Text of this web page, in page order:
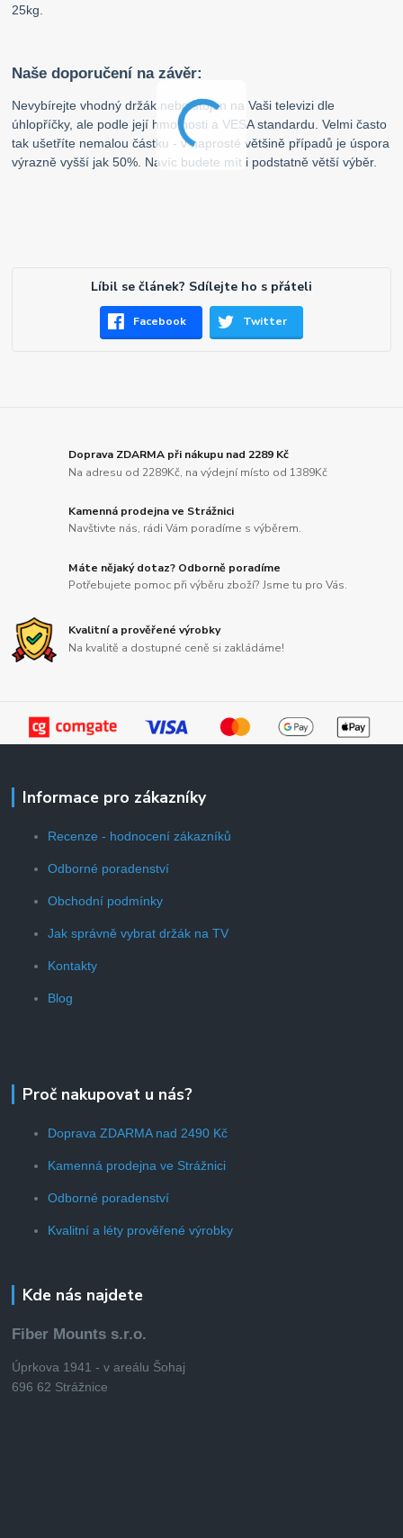
25kg.
Naše doporučení na závěr:
Nevybírejte vhodný držák nebo stojan na Vaši televizi dle
úhlopříčky, ale podle její hmotnosti a VESA standardu. Velmi často
tak ušetříte nemalou částku - v naprosté většině případů je úspora
výrazně vyšší jak 50%. Navíc budete mít i podstatně větší výběr.
Líbil se článek? Sdílejte ho s přáteli
Facebook Twitter
Doprava ZDARMA při nákupu nad 2289 Kč
Na adresu od 2289Kč, na výdejní místo od 1389Kč
Kamenná prodejna ve Strážnici
Navštivte nás, rádi Vám poradíme s výběrem.
Máte nějaký dotaz? Odborně poradíme
Potřebujete pomoc při výběru zboží? Jsme tu pro Vás.
Kvalitní a prověřené výrobky
Na kvalitě a dostupné ceně si zakládáme!
Informace pro zákazníky
Recenze - hodnocení zákazníků
Odborné poradenství
Obchodní podmínky
Jak správně vybrat držák na TV
Kontakty
Blog
Proč nakupovat u nás?
Doprava ZDARMA nad 2490 Kč
Kamenná prodejna ve Strážnici
Odborné poradenství
Kvalitní a léty prověřené výrobky
Kde nás najdete
Fiber Mounts s.r.o.
Úprkova 1941 - v areálu Šohaj
696 62 Strážnice